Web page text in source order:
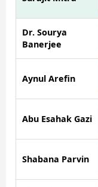
Dr. Sourya
Banerjee
Aynul Arefin
Abu Esahak Gazi
Shabana Parvin